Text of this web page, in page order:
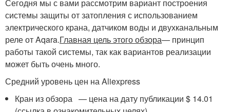
Сегодня мы с вами рассмотрим вариант построения
системы защиты от затопления с использованием
электрического крана, датчиком воды и двухканальным
реле от Aqara.Главная цель этого обзора— принцип
работы такой системы, так как вариантов реализации
может быть очень много.
Средний уровень цен на Aliexpress
Кран из обзора — цена на дату публикации $ 14.01